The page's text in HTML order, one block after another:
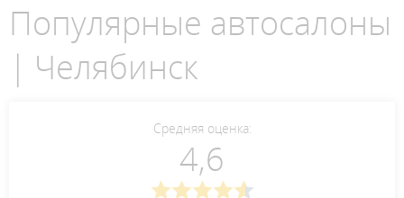
Популярные автосалоны
| Челябинск
Средняя оценка:
4,6